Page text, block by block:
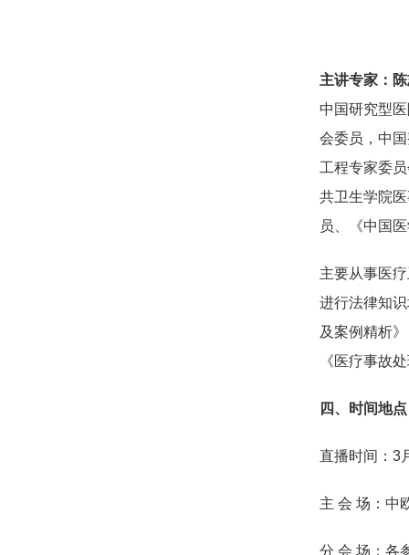
主讲专家：
中国研究型
会委员，中
工程专家委
共卫生学院
员、《中国
主要从事医
进行法律知
及案例精析
《医疗事故
四、时间地点
直播时间：3
主 会 场：中
分 会 场：各